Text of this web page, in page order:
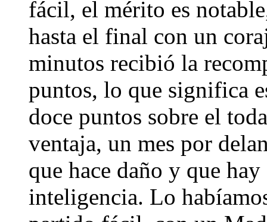
fácil, el mérito es
hasta el final con un
minutos recibió la
puntos, lo que significa
doce puntos sobre el
ventaja, un mes por
que hace daño y que
inteligencia. Lo